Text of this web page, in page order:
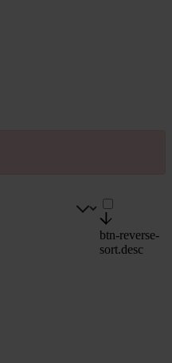
btn-reverse-
sort.desc